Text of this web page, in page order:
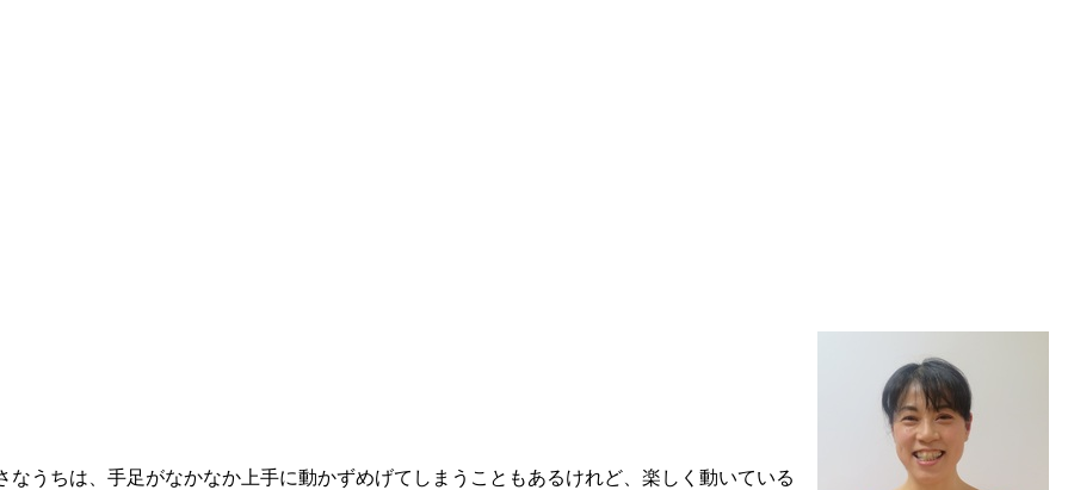
うちは、手足がなかなか上手に動かずめげてしまうこともあるけれど、楽しく動いている